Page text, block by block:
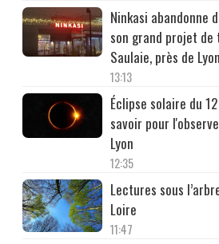
Ninkasi abandonne
son grand projet de
Saulaie, près de Lyon
13:13
Éclipse solaire du
savoir pour
Lyon
12:35
Lectures sous
Loire
11:47